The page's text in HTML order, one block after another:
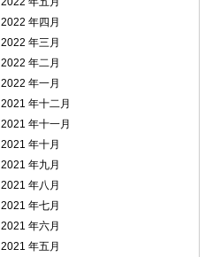
2022 年四月
2022 年三月
2022 年二月
2022 年一月
2021 年十二月
2021 年十一月
2021 年十月
2021 年九月
2021 年八月
2021 年七月
2021 年六月
2021 年五月